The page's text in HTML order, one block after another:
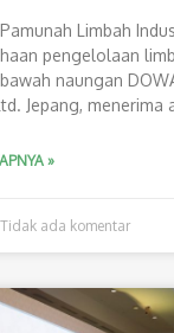
Limbah
pengelolaan
naungan
Jepang, menerima
»
Tidak ada komentar